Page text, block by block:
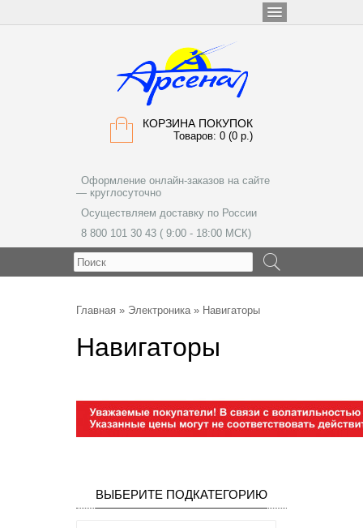
КОРЗИНА ПОКУПОК
Товаров: 0 (0 р.)
Оформление онлайн-заказов на сайте
— круглосуточно
Осуществляем доставку по России
8 800 101 30 43 ( 9:00 - 18:00 МСК)
Главная » Электроника» Навигаторы
Навигаторы
ВЫБЕРИТЕ ПОДКАТЕГОРИЮ